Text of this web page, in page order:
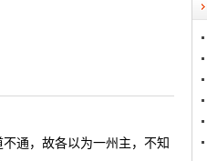
不通，故各以为一州主，不知